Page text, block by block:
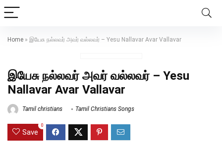
Home » இயேசு நல்லவர் அவர் வல்லவர் – Yesu Nallavar Avar Vallavar
இயேசு நல்லவர் அவர் வல்லவர் – Yesu
Nallavar Avar Vallavar
Tamil christians Tamil Christians Songs
Save
0